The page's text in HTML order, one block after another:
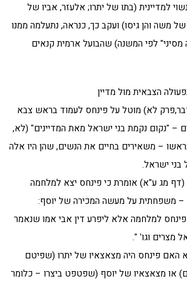
למדיינית (בתו של יתרו; אלעזר, אביו של
של משה והן גיסו) ועקב כך, כנראה, נתעלמה ממנו
לפי המשנה) שהבועל ארמית קנאים
הצבאית מול מדיין
לא) מוטל על פינחס לעמוד בראש צבא
– "נקום נקמת בני ישראל מאת המדיינים" (לא,
– משאירים בחיים את הנשים, שהן היו אלה
ישראל.
מג ע"א) אומרת כי פינחס יצא למלחמה
– משפחתית על מעשה המכירה של יוסף:
למלחמה אלא ליפרע דין אבי אמו שנאמר
מצרים וגו' ".
האם פינחס היה מצאצאיו של יתרו (שפיטם
או מצאצאיו של יוסף (שפטפט ביצרו – כלומר